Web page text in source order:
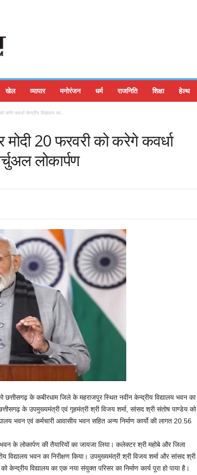
खेल व्यापार मनोरंजन धर्म राजनिति शिक्षा हेल्थ
करेगे कवर्धा केन्द्रीय विद्यालय का...
मोदी 20 फरवरी को करेगे कवर्धा
लोकार्पण
छत्तीसगढ़ के कबीरधाम जिले के महराजपुर स्थित नवीन केन्द्रीय विद्यालय भवन का
के उपमुख्यमंत्री एवं गृहमंत्री श्री विजय शर्मा, सांसद श्री संतोष पाण्डेय को
भवन एवं कर्मचारी आवासीय भवन सहित अन्य निर्माण कार्याे की लागत 20.56
के लोकार्पण की तैयारियों का जायजा लिया। कलेक्टर श्री महोबे और जिला
भवन का निरीक्षण किया। उपमुख्यमंत्री श्री विजय शर्मा और सांसद श्री
विद्यालय का एक नया संयुक्त परिसर का निर्माण कार्य पूरा हो पाया है।